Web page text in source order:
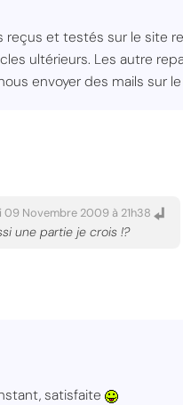
reçus et testés sur le site
ultérieurs. Les autre
envoyer des mails sur
09 Novembre 2009 à 21h38
une partie je crois !?
satisfaite